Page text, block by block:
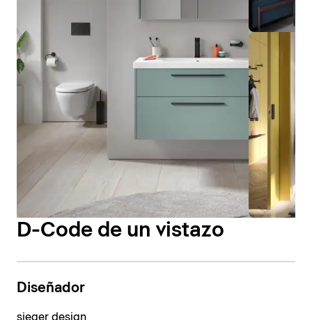
D-Code de un vistazo
Diseñador
sieger design